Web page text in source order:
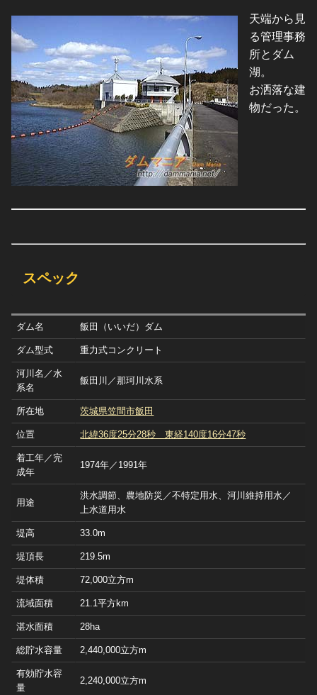
天端から見
る管理事務
所とダム
湖。
お洒落な建
物だった。
スペック
ダム名 飯田（いいだ）ダム
ダム型式 重力式コンクリート
河川名／水
系名
飯田川／那珂川水系
所在地 茨城県笠間市飯田
位置 北緯36度25分28秒 東経140度16分47秒
着工年／完
成年
1974年／1991年
用途
洪水調節、農地防災／不特定用水、河川維持用水／
上水道用水
堤高 33.0m
堤頂長 219.5m
堤体積 72,000立方m
流域面積 21.1平方km
湛水面積 28ha
総貯水容量 2,440,000立方m
有効貯水容
量
2,240,000立方m